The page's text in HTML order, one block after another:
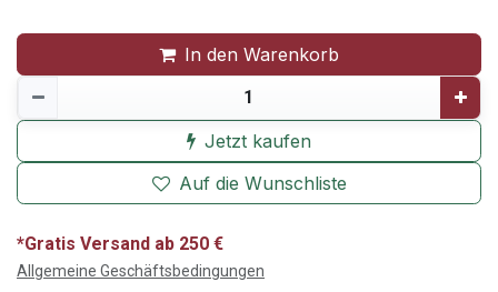
In den Warenkorb
Jetzt kaufen
Auf die Wunschliste
*Gratis Versand ab 250 €
Allgemeine Geschäftsbedingungen